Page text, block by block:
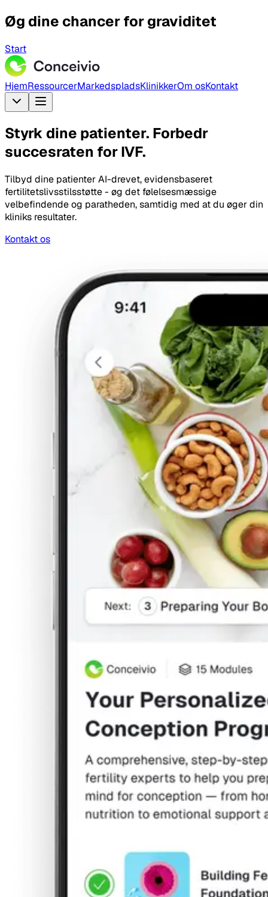
Øg dine chancer for graviditet
Start
HjemRessourcerMarkedspladsKlinikkerOm osKontakt
Styrk dine patienter. Forbedr
succesraten for IVF.
Tilbyd dine patienter AI-drevet, evidensbaseret
fertilitetslivsstilsstøtte - øg det følelsesmæssige
velbefindende og paratheden, samtidig med at du øger din
kliniks resultater.
Kontakt os